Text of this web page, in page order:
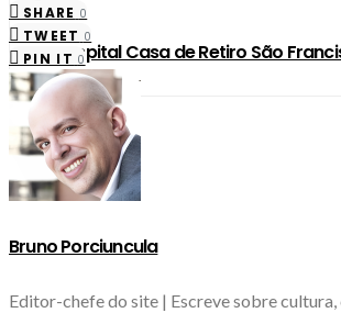
Hospital Casa de Retiro São
SHARE 0
TWEET 0
PIN IT 0
Bruno Porciuncula
Editor-chefe do site | Escreve sobre